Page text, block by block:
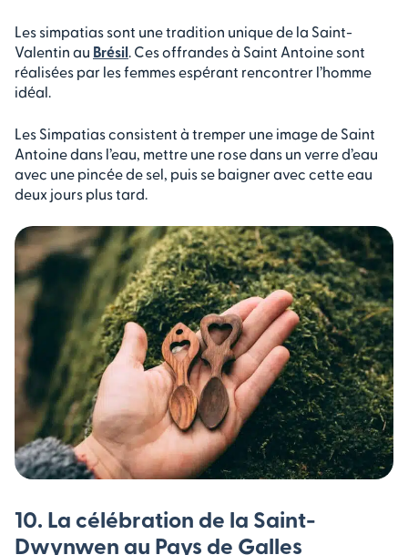
Les simpatias sont une tradition unique de la Saint-
Valentin au Brésil. Ces offrandes à Saint Antoine sont
réalisées par les femmes espérant rencontrer l’homme
idéal.
Les Simpatias consistent à tremper une image de Saint
Antoine dans l’eau, mettre une rose dans un verre d’eau
avec une pincée de sel, puis se baigner avec cette eau
deux jours plus tard.
10. La célébration de la Saint-
Dwynwen au Pays de Galles